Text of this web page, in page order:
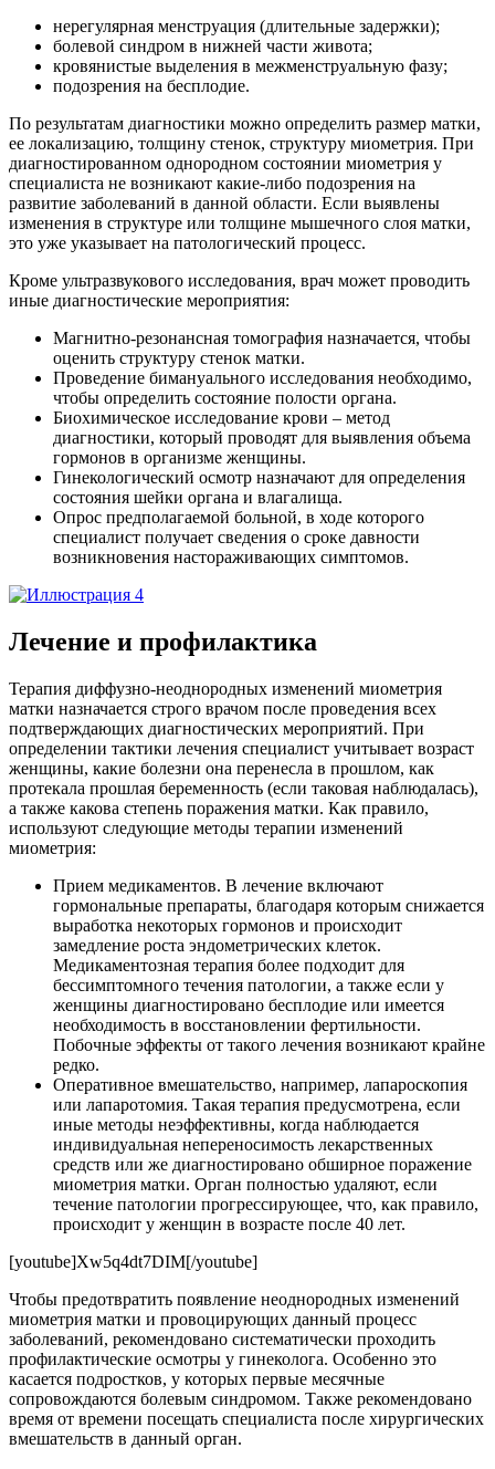
нерегулярная менструация (длительные задержки);
болевой синдром в нижней части живота;
кровянистые выделения в межменструальную фазу;
подозрения на бесплодие.
По результатам диагностики можно определить размер матки,
ее локализацию, толщину стенок, структуру миометрия. При
диагностированном однородном состоянии миометрия у
специалиста не возникают какие-либо подозрения на
развитие заболеваний в данной области. Если выявлены
изменения в структуре или толщине мышечного слоя матки,
это уже указывает на патологический процесс.
Кроме ультразвукового исследования, врач может проводить
иные диагностические мероприятия:
Магнитно-резонансная томография назначается, чтобы
оценить структуру стенок матки.
Проведение бимануального исследования необходимо,
чтобы определить состояние полости органа.
Биохимическое исследование крови – метод
диагностики, который проводят для выявления объема
гормонов в организме женщины.
Гинекологический осмотр назначают для определения
состояния шейки органа и влагалища.
Опрос предполагаемой больной, в ходе которого
специалист получает сведения о сроке давности
возникновения настораживающих симптомов.
Лечение и профилактика
Терапия диффузно-неоднородных изменений миометрия
матки назначается строго врачом после проведения всех
подтверждающих диагностических мероприятий. При
определении тактики лечения специалист учитывает возраст
женщины, какие болезни она перенесла в прошлом, как
протекала прошлая беременность (если таковая наблюдалась),
а также какова степень поражения матки. Как правило,
используют следующие методы терапии изменений
миометрия:
Прием медикаментов. В лечение включают
гормональные препараты, благодаря которым снижается
выработка некоторых гормонов и происходит
замедление роста эндометрических клеток.
Медикаментозная терапия более подходит для
бессимптомного течения патологии, а также если у
женщины диагностировано бесплодие или имеется
необходимость в восстановлении фертильности.
Побочные эффекты от такого лечения возникают крайне
редко.
Оперативное вмешательство, например, лапароскопия
или лапаротомия. Такая терапия предусмотрена, если
иные методы неэффективны, когда наблюдается
индивидуальная непереносимость лекарственных
средств или же диагностировано обширное поражение
миометрия матки. Орган полностью удаляют, если
течение патологии прогрессирующее, что, как правило,
происходит у женщин в возрасте после 40 лет.
[youtube]Xw5q4dt7DIM[/youtube]
Чтобы предотвратить появление неоднородных изменений
миометрия матки и провоцирующих данный процесс
заболеваний, рекомендовано систематически проходить
профилактические осмотры у гинеколога. Особенно это
касается подростков, у которых первые месячные
сопровождаются болевым синдромом. Также рекомендовано
время от времени посещать специалиста после хирургических
вмешательств в данный орган.